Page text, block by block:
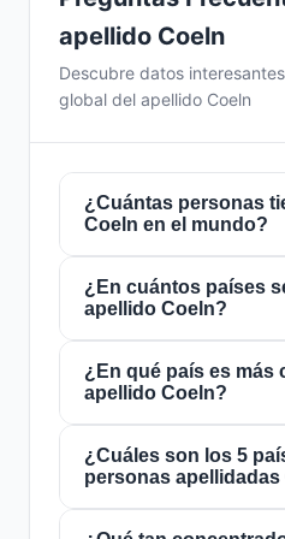
apellido Coeln
Descubre datos
global del apellido Coeln
¿Cuántas personas
Coeln en el mundo?
Actualmente hay
personascon el apellido
mundo. Esto significa
de cada160,000,000
lleva este apellido. Se
países, lo que refleja su
¿En cuántos países
apellido Coeln?
El apellidoCoelnestá
todo el mundo. Esto lo
apellido de alcancelocal
múltiples países indica
migración y dispersión
siglos.
¿En qué país es más
apellido Coeln?
El apellidoCoelnes más
donde lo portan
personas. Esto
¿Cuáles son los 5
personas apellidadas